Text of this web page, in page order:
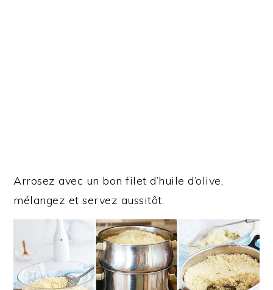
Arrosez avec un bon filet d’huile d’olive,
mélangez et servez aussitôt.